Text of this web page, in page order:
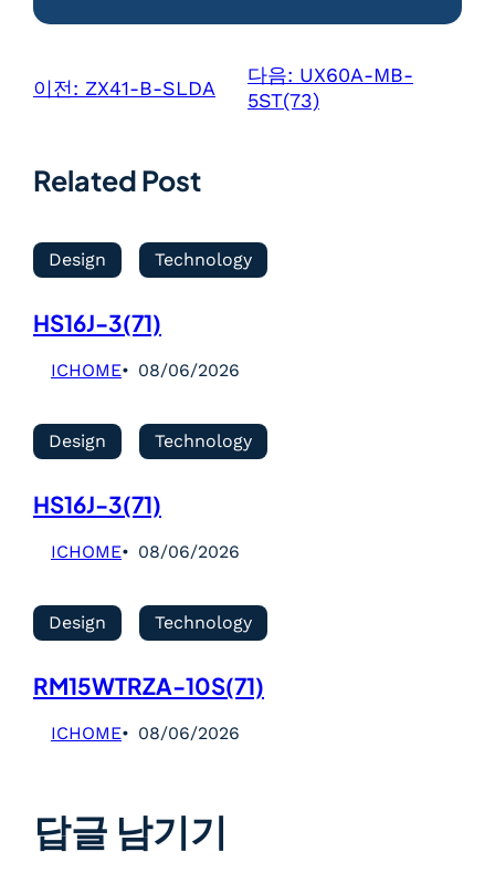
이전: ZX41-B-SLDA
다음: UX60A-MB-
5ST(73)
Related Post
Design Technology
HS16J-3(71)
ICHOME 08/06/2026
Design Technology
HS16J-3(71)
ICHOME 08/06/2026
Design Technology
RM15WTRZA-10S(71)
ICHOME 08/06/2026
답글 남기기